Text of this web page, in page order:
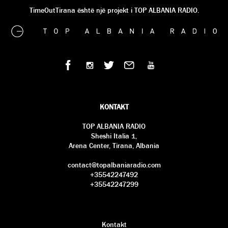
TimeOutTirana është një projekt i TOP ALBANIA RADIO.
KONTAKT
TOP ALBANIA RADIO
Sheshi Italia 1,
Arena Center, Tirana, Albania
contact@topalbaniaradio.com
+35542247492
+35542247299
Kontakt